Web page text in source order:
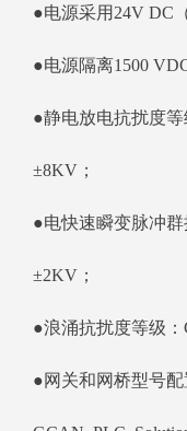
●电源采用24V DC
●电源隔离1500
●静电放电抗扰度
±8KV；
●电快速瞬变脉冲
±2KV；
●浪涌抗扰度等级
●网关和网桥型号